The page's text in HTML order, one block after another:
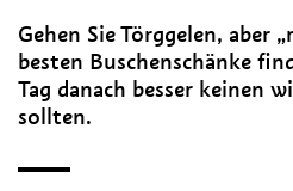
Gehen Sie Törggelen, aber
besten Buschenschänke
Tag danach besser keinen
sollten.